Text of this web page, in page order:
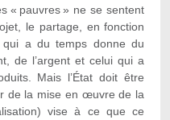
« pauvres » ne se sentent
le partage, en fonction
a du temps donne du
de l’argent et celui qui a
Mais l’État doit être
de la mise en œuvre de la
vise à ce que ce